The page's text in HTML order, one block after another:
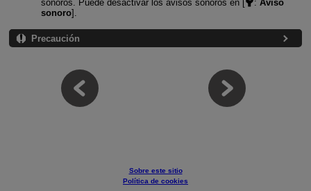
sonoros. Puede desactivar los avisos sonoros en [
: Aviso
sonoro].
Precaución
Sobre este sitio
Política de cookies